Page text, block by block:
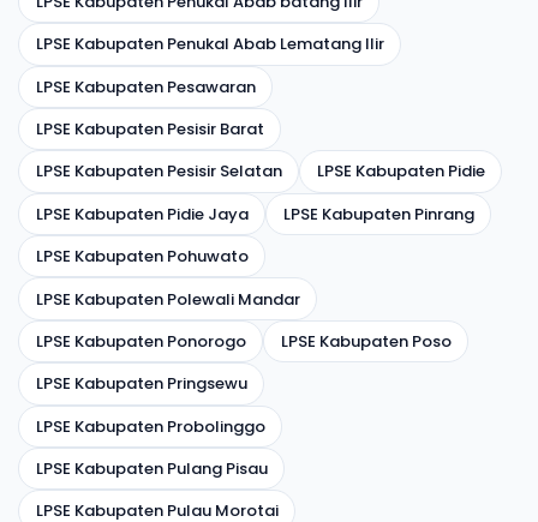
LPSE Kabupaten Penukal Abab Lematang Ilir
LPSE Kabupaten Pesawaran
LPSE Kabupaten Pesisir Barat
LPSE Kabupaten Pesisir Selatan
LPSE Kabupaten Pidie
LPSE Kabupaten Pidie Jaya
LPSE Kabupaten Pinrang
LPSE Kabupaten Pohuwato
LPSE Kabupaten Polewali Mandar
LPSE Kabupaten Ponorogo
LPSE Kabupaten Poso
LPSE Kabupaten Pringsewu
LPSE Kabupaten Probolinggo
LPSE Kabupaten Pulang Pisau
LPSE Kabupaten Pulau Morotai